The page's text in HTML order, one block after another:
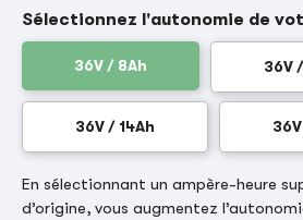
Sélectionnez l'autonomie de
36V / 8Ah 36V
36V / 14Ah
En sélectionnant un ampère-heure
d’origine, vous augmentez